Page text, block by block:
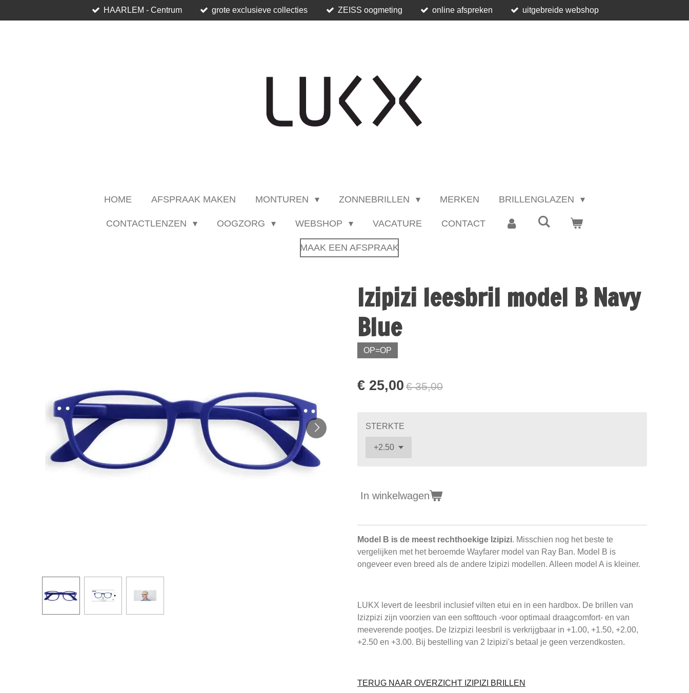
direct
HAARLEM - Centrum grote exclusieve collecties ZEISS oogmeting online afspreken uitgebreide webshop
HOME AFSPRAAK MAKEN MONTUREN ZONNEBRILLEN MERKEN BRILLENGLAZEN
CONTACTLENZEN OOGZORG WEBSHOP VACATURE CONTACT
MAAK EEN AFSPRAAK
Izipizi leesbril model B Navy
Blue
OP=OP
€ 25,00 € 35,00
STERKTE
In winkelwagen
Model B is de meest rechthoekige Izipizi. Misschien nog het beste te
vergelijken met het beroemde Wayfarer model van Ray Ban. Model B is
ongeveer even breed als de andere Izipizi modellen. Alleen model A is kleiner.
LUKX levert de leesbril inclusief vilten etui en in een hardbox. De brillen van
Izizpizi zijn voorzien van een softtouch -voor optimaal draagcomfort- en van
meeverende pootjes. De Izizpizi leesbril is verkrijgbaar in +1.00, +1.50, +2.00,
+2.50 en +3.00. Bij bestelling van 2 Izipizi's betaal je geen verzendkosten.
TERUG NAAR OVERZICHT IZIPIZI BRILLEN